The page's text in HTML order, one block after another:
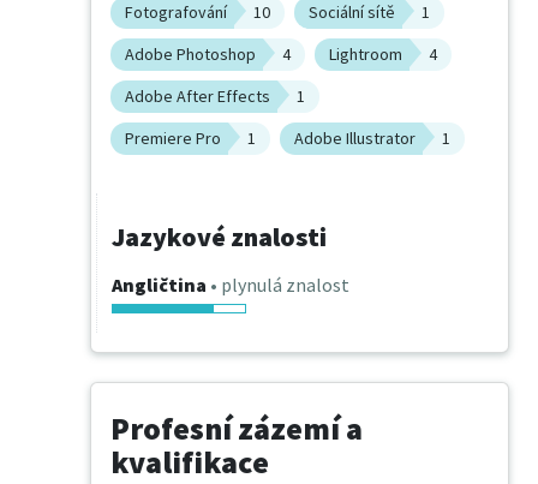
Fotografování 10 Sociální sítě
1
Adobe Photoshop
4 Lightroom
4
Adobe After Effects
1
Premiere Pro
1 Adobe Illustrator 1
Jazykové znalosti
Angličtina • plynulá znalost
Profesní zázemí a
kvalifikace